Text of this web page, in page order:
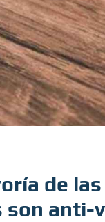
de
son anti-